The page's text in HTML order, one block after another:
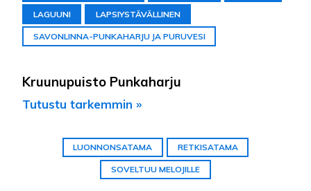
LAGUUNI LAPSIYSTÄVÄLLINEN
SAVONLINNA-PUNKAHARJU JA PURUVESI
Kruunupuisto Punkaharju
Tutustu tarkemmin »
LUONNONSATAMA RETKISATAMA
SOVELTUU MELOJILLE